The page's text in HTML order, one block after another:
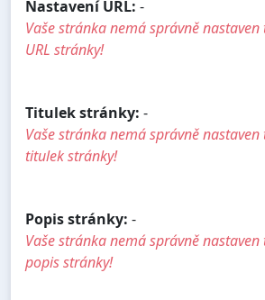
Nastavení URL: -
Vaše stránka nemá správně
URL stránky!
Titulek stránky: -
Vaše stránka nemá správně
titulek stránky!
Popis stránky: -
Vaše stránka nemá správně
popis stránky!